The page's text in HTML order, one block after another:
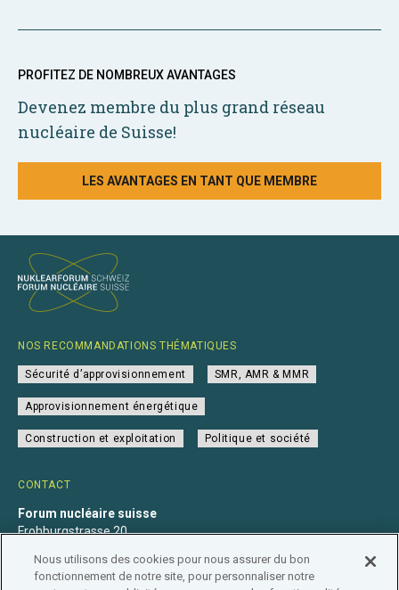
PROFITEZ DE NOMBREUX AVANTAGES
Devenez membre du plus grand réseau
nucléaire de Suisse!
LES AVANTAGES EN TANT QUE MEMBRE
CONTACT
Forum nucléaire suisse
Frohburgstrasse 20
+41 31 560 36 50
info@nuklearforum.ch
NOS RECOMMANDATIONS THÉMATIQUES
Sécurité d’approvisionnement SMR, AMR & MMR
Approvisionnement énergétique
Construction et exploitation Politique et société
Nous utilisons des cookies pour nous assurer du bon
fonctionnement de notre site, pour personnaliser notre